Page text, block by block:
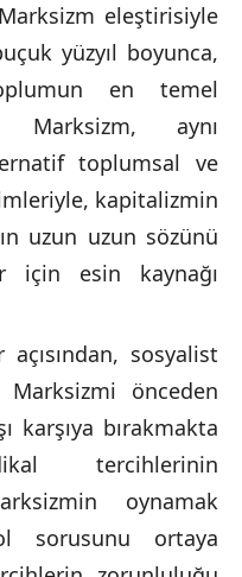
eleştirisiyle
yüzyıl boyunca,
en temel
Marksizm, aynı
toplumsal ve
kapitalizmin
uzun uzun sözünü
için esin kaynağı
sosyalist
önceden
karşıya bırakmakta
tercihlerinin
oynamak
sorusunu ortaya